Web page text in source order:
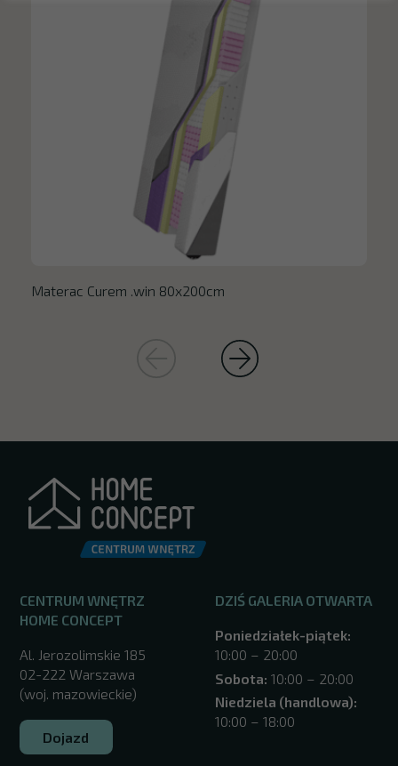
Materac Curem .win 80x200cm
CENTRUM WNĘTRZ
HOME CONCEPT
Al. Jerozolimskie 185
02-222 Warszawa
(woj. mazowieckie)
Dojazd
DZIŚ GALERIA OTWARTA
Poniedziałek-piątek:
10:00 – 20:00
Sobota: 10:00 – 20:00
Niedziela (handlowa):
10:00 – 18:00